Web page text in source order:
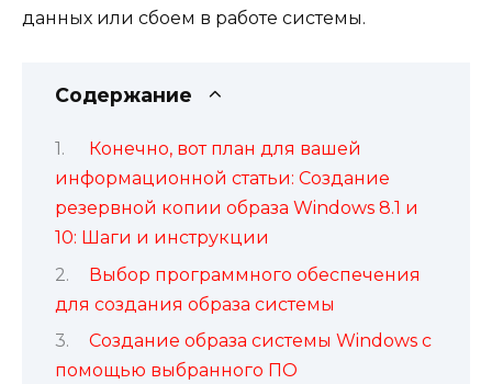
данных или сбоем в работе системы.
Содержание
Конечно, вот план для вашей
информационной статьи: Создание
резервной копии образа Windows 8.1 и
10: Шаги и инструкции
Выбор программного обеспечения
для создания образа системы
Создание образа системы Windows с
помощью выбранного ПО